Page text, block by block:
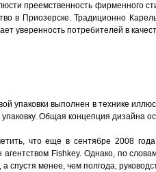
преемственность фирменного
в Приозерске. Традиционно
уверенность потребителей в
упаковки выполнен в технике
Общая концепция дизайна
что еще в сентябре 2008
Fishkey. Однако, по
а спустя менее, чем полгода,